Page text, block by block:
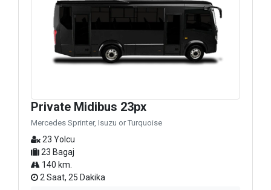
Private Midibus 23px
Mercedes Sprinter, Isuzu or Turquoise
23 Yolcu
23 Bagaj
140 km.
2 Saat, 25 Dakika